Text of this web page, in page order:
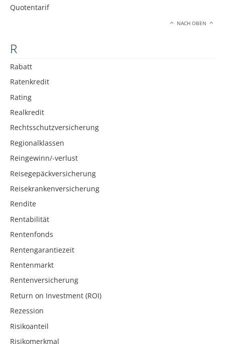
Quotentarif
NACH OBEN
R
Rabatt
Ratenkredit
Rating
Realkredit
Rechtsschutzversicherung
Regionalklassen
Reingewinn/-verlust
Reisegepäckversicherung
Reisekrankenversicherung
Rendite
Rentabilität
Rentenfonds
Rentengarantiezeit
Rentenmarkt
Rentenversicherung
Return on Investment (ROI)
Rezession
Risikoanteil
Risikomerkmal